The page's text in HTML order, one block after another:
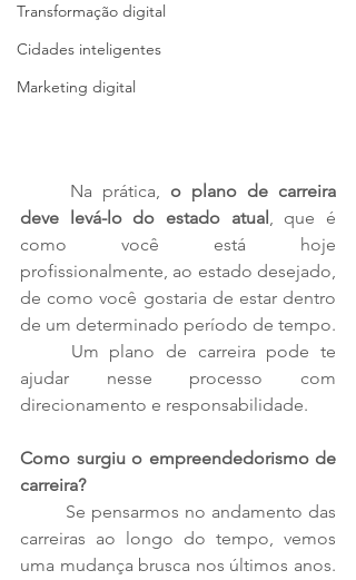
Transformação digital
Cidades inteligentes
Marketing digital
	Na prática,
o plano de carreira
deve levá-lo do estado atual , que é
como você está hoje
profissionalmente, ao estado desejado,
de como você gostaria de estar dentro
ajudar nesse processo com
direcionamento e responsabilidade.
Como surgiu o empreendedorismo de
carreira?
carreiras ao longo do tempo, vemos
uma mudança brusca nos últimos anos.